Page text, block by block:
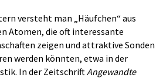
versteht man „Häufchen“ aus
Atomen, die oft interessante
zeigen und attraktive Sonden
werden könnten, etwa in der
In der ZeitschriftAngewandte